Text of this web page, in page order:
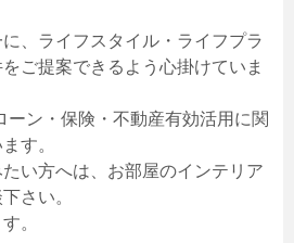
、ライフスタイル・ライフプラ
ご提案できるよう心掛けていま
ーン・保険・不動産有効活用に関
す。
い方へは、お部屋のインテリア
さい。
。